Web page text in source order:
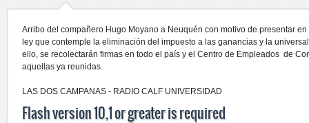
Arribo del compañero Hugo Moyano a Neuquén con motivo de presentar
ley que contemple la eliminación del impuesto a las ganancias y la
ello, se recolectarán firmas en todo el país y el Centro de Empleados de
aquellas ya reunidas.
LAS DOS CAMPANAS - RADIO CALF UNIVERSIDAD
Flash version 10,1 or greater is required